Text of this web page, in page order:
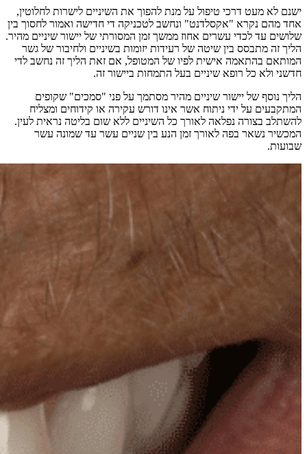
ישנם לא מעט דרכי טיפול על מנת להפוך את השיניים לישרות לחלוטין,
אחד מהם נקרא "אקסלדנט" ונחשב לטכניקה די חדישה ואמור לחסוך בין
שלושים עד לכדי עשרים אחוז ממשך זמן המסורתי של יישור שיניים מהיר.
הליך זה מתבסס בין שיטה של רעידות יזומות בשיניים ולחיבור של גשר
המותאם בהתאמה אישית לפיו של המטופל, אם זאת הליך זה נחשב לדי
חדשני ולא כל רופא שיניים בעל התמחות ביישור זה.
הליך נוסף של יישור שיניים מהיר מסתמך על פני "סמכים" שקופים
המתקבעים על ידי ניתוח אשר אינו דורש עקירה או קידוחים ומצליח
להשתלב בצורה נפלאה לאורך כל השיניים ללא שום בליטה נראית לעין.
המכשיר נשאר בפה לאורך זמן הנע בין שניים עשר עד שמונה עשר
שבועות.